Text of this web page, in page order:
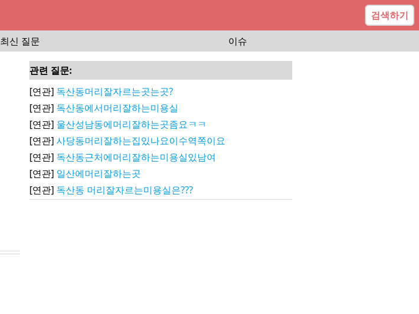
검색하기
최신 질문 이슈
관련 질문:
[연관] 독산동머리잘자르는곳는곳?
[연관] 독산동에서머리잘하는미용실
[연관] 울산성남동에머리잘하는곳좀요ㅋㅋ
[연관] 사당동머리잘하는집있나요이수역쪽이요
[연관] 독산동근처에머리잘하는미용실있남여
[연관] 일산에머리잘하는곳
[연관] 독산동 머리잘자르는미용실은???